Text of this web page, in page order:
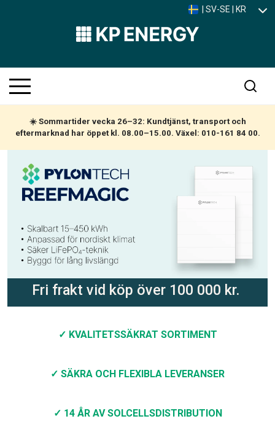
| SV-SE | KR
☀️ Sommartider vecka 26–32: Kundtjänst, transport och
eftermarknad har öppet kl. 08.00–15.00. Växel: 010-161 84 00.
Fri frakt vid köp över 100 000 kr.
✓ KVALITETSSÄKRAT SORTIMENT
✓ SÄKRA OCH FLEXIBLA LEVERANSER
✓ 14 ÅR AV SOLCELLSDISTRIBUTION